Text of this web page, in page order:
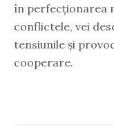
în perfecționarea
conflictele, vei
tensiunile și
cooperare.